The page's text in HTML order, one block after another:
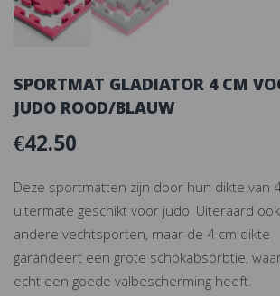
SPORTMAT GLADIATOR 4 CM
JUDO ROOD/BLAUW
€42.50
Deze sportmatten zijn door hun dikte van
uitermate geschikt voor judo. Uiteraard
andere vechtsporten, maar de 4 cm dikte
garandeert een grote schokabsorbtie,
echt een goede valbescherming heeft.